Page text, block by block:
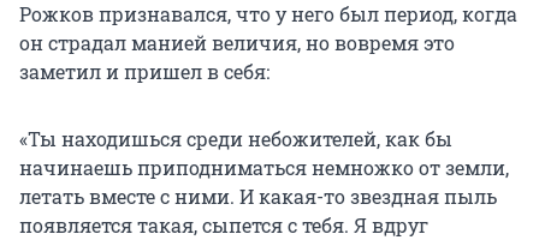
Рожков признавался, что у него был период, когда
он страдал манией величия, но вовремя это
заметил и пришел в себя:
«Ты находишься среди небожителей, как бы
начинаешь приподниматься немножко от земли,
летать вместе с ними. И какая-то звездная пыль
появляется такая, сыпется с тебя. Я вдруг